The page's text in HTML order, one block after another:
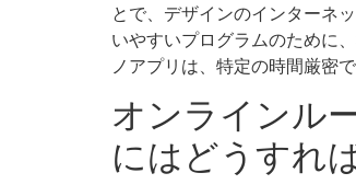
とで、デザインのインターネ
いやすいプログラムのために
ノアプリは、特定の時間厳密
オンラインル
にはどうすれ